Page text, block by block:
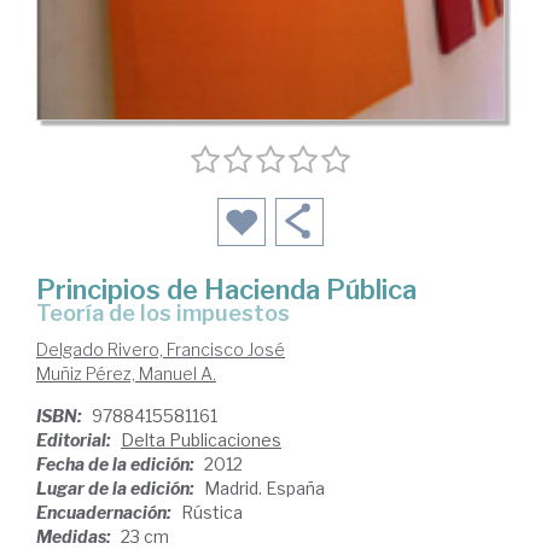
Principios de Hacienda Pública
teoría de los impuestos
Delgado Rivero, Francisco José
Muñiz Pérez, Manuel A.
ISBN: 9788415581161
Editorial: Delta Publicaciones
Fecha de la edición: 2012
Lugar de la edición: Madrid. España
Encuadernación: Rústica
Medidas: 23 cm